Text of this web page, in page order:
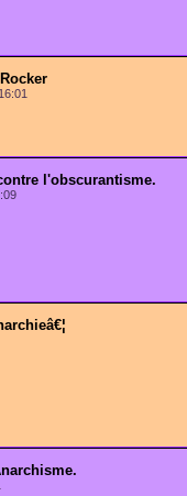
l'obscurantisme.